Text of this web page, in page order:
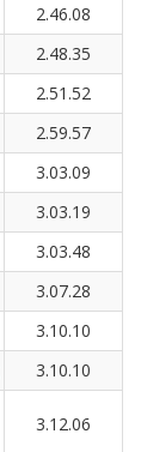
2.46.08
2.48.35
2.51.52
2.59.57
3.03.09
3.03.19
3.03.48
3.07.28
3.10.10
3.10.10
3.12.06